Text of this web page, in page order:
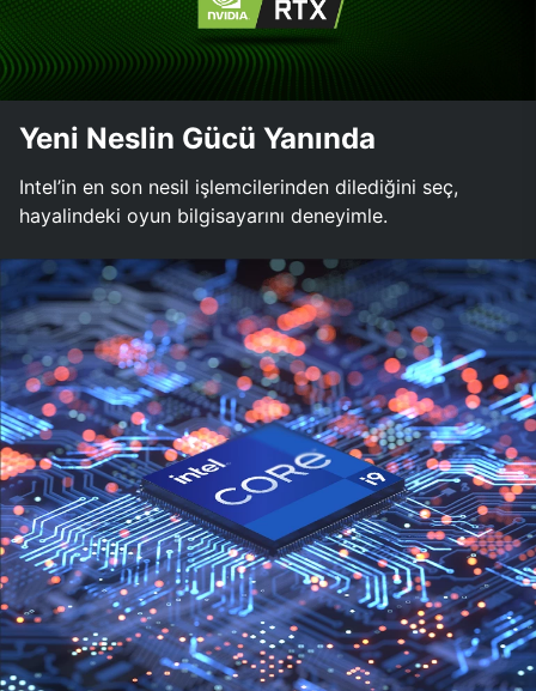
Yeni Neslin Gücü Yanında
Intel’in en son nesil işlemcilerinden dilediğini seç,
hayalindeki oyun bilgisayarını deneyimle.